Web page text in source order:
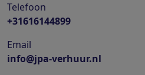
Telefoon
+31616144899
Email
info@jpa-verhuur.nl